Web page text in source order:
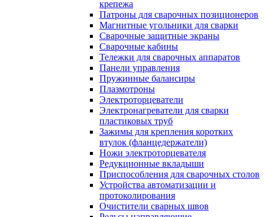
крепежа
Патроны для сварочных позиционеров
Магнитные угольники для сварки
Сварочные защитные экраны
Сварочные кабины
Тележки для сварочных аппаратов
Панели управления
Пружинные балансиры
Плазмотроны
Электроторцеватели
Электронагреватели для сварки
пластиковых труб
Зажимы для крепления коротких
втулок (фланцедержатели)
Ножи электроторцевателя
Редукционные вкладыши
Приспособления для сварочных столов
Устройства автоматизации и
протоколирования
Очистители сварных швов